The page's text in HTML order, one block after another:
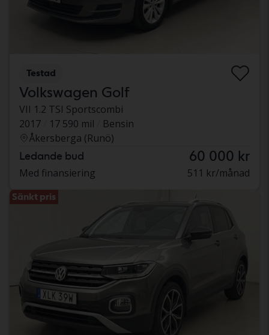
Testad
Volkswagen Golf
VII 1.2 TSI Sportscombi
2017
17 590 mil
Bensin
Åkersberga (Runö)
Ledande bud 60 000 kr
Med finansiering 511 kr/månad
Sänkt pris